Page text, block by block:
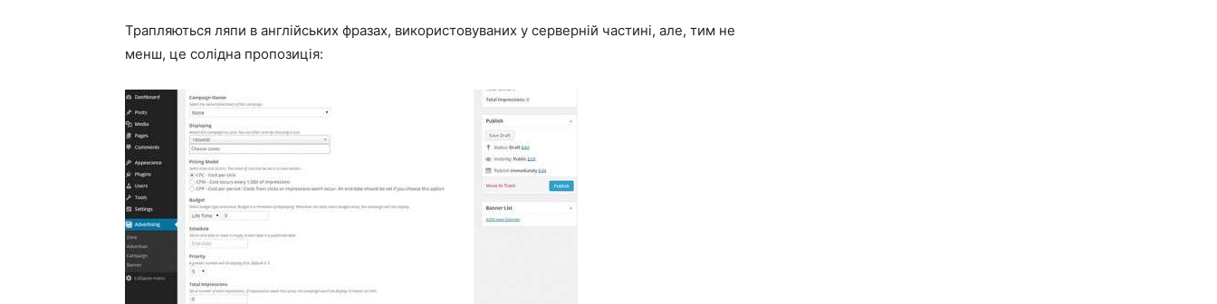
Трапляються ляпи в англійських фразах, використовуваних у серверній частині, але, тим не
менш, це солідна пропозиція: